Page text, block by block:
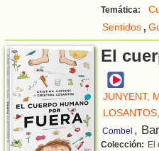
Temática:
Sentidos,
El
JUNYENT,
Combel ,
Colección: El